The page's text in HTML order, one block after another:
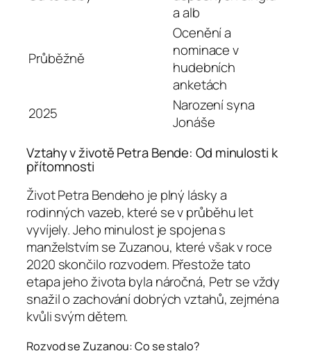
a alb
Průběžně
Ocenění a
nominace v
hudebních
anketách
2025
Narození syna
Jonáše
Vztahy v životě Petra Bende: Od minulosti k
přítomnosti
Život Petra Bendeho je plný lásky a
rodinných vazeb, které se v průběhu let
vyvíjely. Jeho minulost je spojena s
manželstvím se Zuzanou, které však v roce
2020 skončilo rozvodem. Přestože tato
etapa jeho života byla náročná, Petr se vždy
snažil o zachování dobrých vztahů, zejména
kvůli svým dětem.
Rozvod se Zuzanou: Co se stalo?